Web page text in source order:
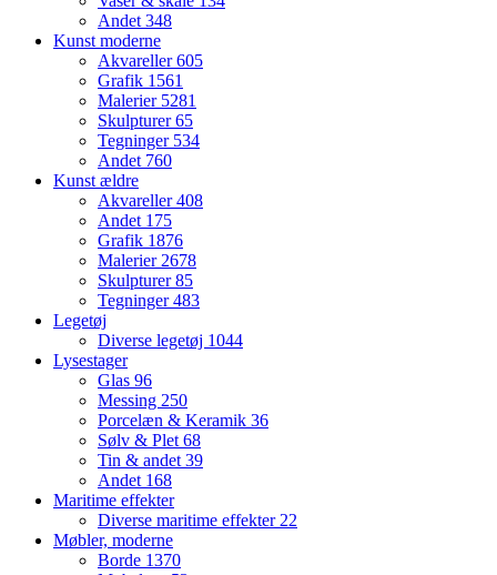
Andet 348
Kunst moderne
Akvareller605
Grafik 1561
Malerier 5281
Skulpturer65
Tegninger 534
Andet 760
Kunst ældre
Akvareller408
Andet 175
Grafik 1876
Malerier 2678
Skulpturer85
Tegninger483
Legetøj
Diverse legetøj 1044
Lysestager
Glas 96
Messing 250
Porcelæn & Keramik 36
Sølv & Plet 68
Tin & andet 39
Andet 168
Maritime effekter
Diverse maritime effekter 22
Møbler, moderne
Borde 1370